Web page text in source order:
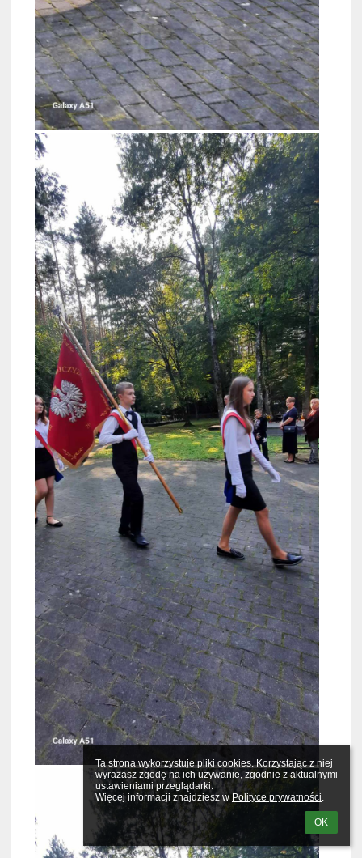
Ta strona wykorzystuje pliki cookies. Korzystając z niej
wyrażasz zgodę na ich używanie, zgodnie z aktualnymi
ustawieniami przeglądarki.
Więcej informacji znajdziesz w Polityce prywatności.
OK